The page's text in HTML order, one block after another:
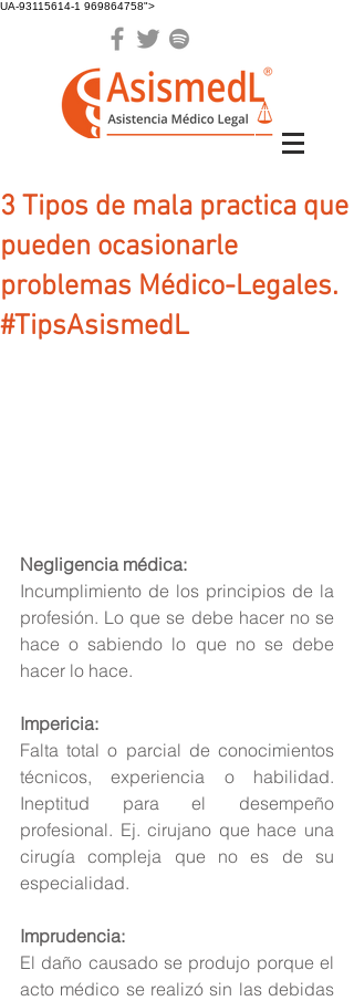
UA-93115614-1 969864758">
3 Tipos de mala practica que
pueden ocasionarle
problemas Médico-Legales.
#TipsAsismedL
Negligencia médica:
Incumplimiento de los principios de la
profesión. Lo que se debe hacer no se
hace o sabiendo lo que no se debe
hacer lo hace.
Impericia:
Falta total o parcial de conocimientos
técnicos, experiencia o habilidad.
Ineptitud para el desempeño
profesional. Ej. cirujano que hace una
cirugía compleja que no es de su
especialidad.
Imprudencia:
El daño causado se produjo porque el
acto médico se realizó sin las debidas